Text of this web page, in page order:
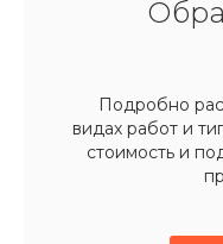
Подробно
видах работ и
стоимость и